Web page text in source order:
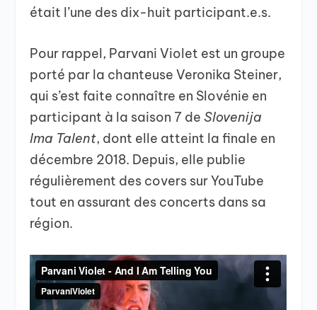
était l’une des dix-huit participant.e.s.
Pour rappel, Parvani Violet est un groupe
porté par la chanteuse Veronika Steiner,
qui s’est faite connaître en Slovénie en
participant à la saison 7 deSlovenija
Ima Talent, dont elle atteint la finale en
décembre 2018. Depuis, elle publie
régulièrement des covers sur YouTube
tout en assurant des concerts dans sa
région.